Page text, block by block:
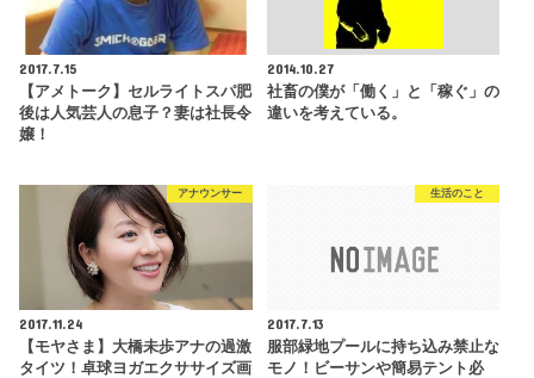
2017.7.15
【アメトーク】セルライトスパ肥
後は人気芸人の息子？妻は社長令
嬢！
2014.10.27
社畜の僕が「働く」と「稼ぐ」の
違いを考えている。
アナウンサー
2017.11.24
【モヤさま】大橋未歩アナの過激
タイツ！卓球ヨガエクササイズ画
生活のこと
2017.7.13
服部緑地プールに持ち込み禁止な
モノ！ビーサンや簡易テント必